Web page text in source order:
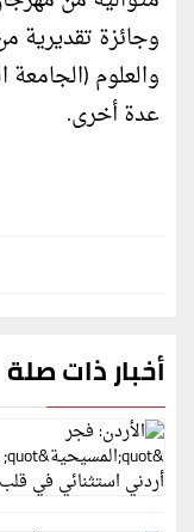
وجائزة تقديرية
والعلوم
عدة أخرى.
أخبار ذات صلة